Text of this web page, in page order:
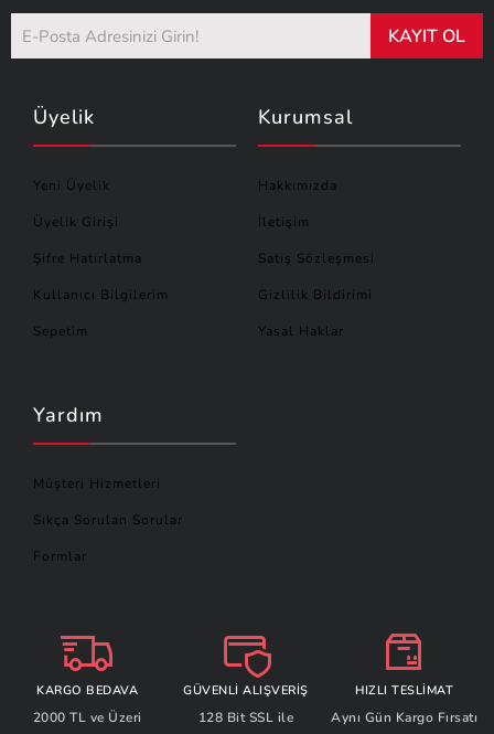
KAYIT OL
Üyelik
Yeni Üyelik
Üyelik Girişi
Şifre Hatırlatma
Kullanıcı Bilgilerim
Sepetim
Kurumsal
Hakkımızda
İletişim
Satış Sözleşmesi
Gizlilik Bildirimi
Yasal Haklar
Yardım
Müşteri Hizmetleri
Sıkça Sorulan Sorular
Formlar
KARGO BEDAVA
2000 TL ve Üzeri
GÜVENLİ ALIŞVERİŞ
128 Bit SSL ile
HIZLI TESLİMAT
Aynı Gün Kargo Fırsatı